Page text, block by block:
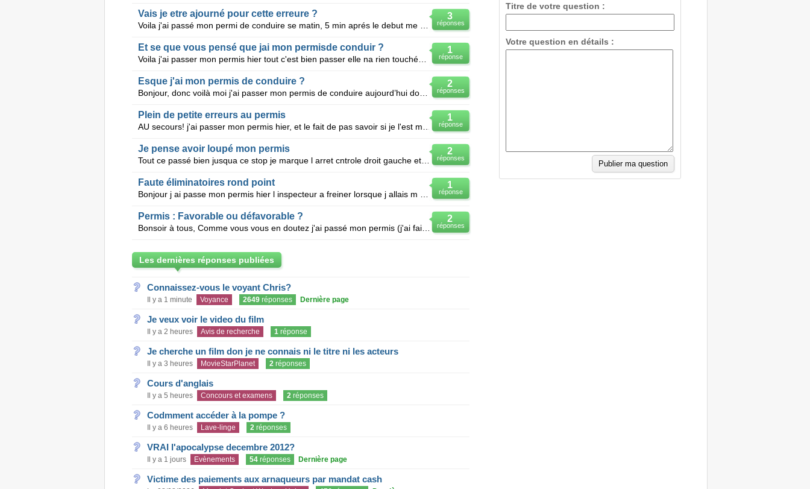
3
réponses
Vais je etre ajourné pour cette erreure ?
1
réponse
Et se que vous pensé que jai mon permisde conduir ?
Voila j'ai passer mon permis hier tout c'est bien passer elle na rien touchée , mai a un moment sur
2
réponses
Esque j'ai mon permis de conduire ?
Bonjour, donc voilà moi j'ai passer mon permis de conduire aujourd’hui donc je suis partit du point
1
réponse
Plein de petite erreurs au permis
2
réponses
Je pense avoir loupé mon permis
Tout ce passé bien jusqua ce stop je marque l arret cntrole droit gauche et je part mes j ai pas vu
1
réponse
Faute éliminatoires rond point
2
réponses
Permis : Favorable ou défavorable ?
Bonsoir à tous, Comme vous vous en doutez j'ai passé mon permis (j'ai fais la conduite accompagné
Les dernières réponses publiées
Connaissez-vous le voyant Chris?
Il y a 1 minute Voyance 2649réponses Dernière page
Je veux voir le video du film
Il y a 2 heures Avis de recherche 1réponse
Je cherche un film don je ne connais ni le titre ni les acteurs
Il y a 3 heures MovieStarPlanet 2réponses
Cours d'anglais
Il y a 5 heures Concours et examens 2réponses
Codmment accéder à la pompe ?
Il y a 6 heures Lave-linge 2réponses
VRAI l'apocalypse decembre 2012?
Il y a 1 jours Evènements 54réponses Dernière page
Victime des paiements aux arnaqueurs par mandat cash
Titre de votre question :
Votre question en détails :